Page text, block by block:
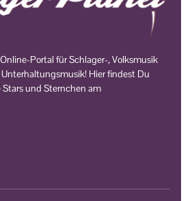
Portal für Schlager-, Volksmusik
Hier findest Du
und Sternchen am